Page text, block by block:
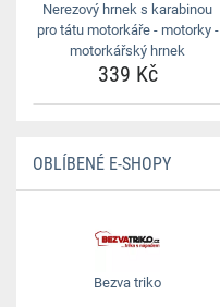
Nerezový hrnek s karabinou
pro tátu motorkáře - motorky -
motorkářský hrnek
339 Kč
OBLÍBENÉ E-SHOPY
Bezva triko